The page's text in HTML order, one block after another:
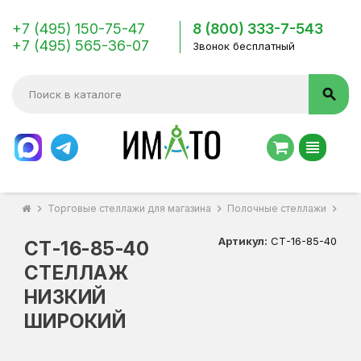
+7 (495) 150-75-47
+7 (495) 565-36-07
8 (800) 333-7-543
Звонок бесплатный
search
view_headline
chevron_right Торговые стеллажи для магазина chevron_right Полочные стеллажи chevron_right
СТ-16-85-40
СТЕЛЛАЖ
НИЗКИЙ
ШИРОКИЙ
Артикул: СТ-16-85-40